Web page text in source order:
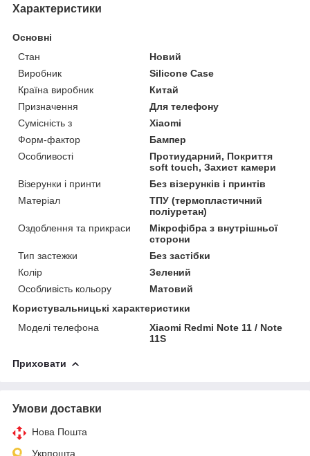
Характеристики
Основні
Стан
Новий
Виробник
Silicone Case
Країна виробник
Китай
Призначення
Для телефону
Сумісність з
Xiaomi
Форм-фактор
Бампер
Особливості
Протиударний, Покриття
soft touch, Захист камери
Візерунки і принти
Без візерунків і принтів
Матеріал
ТПУ (термопластичний
поліуретан)
Оздоблення та прикраси
Мікрофібра з внутрішньої
сторони
Тип застежки
Без застібки
Колір
Зелений
Особливість кольору
Матовий
Користувальницькі характеристики
Моделі телефона
Xiaomi Redmi Note 11 / Note
11S
Приховати
Умови доставки
Нова Пошта
Укрпошта